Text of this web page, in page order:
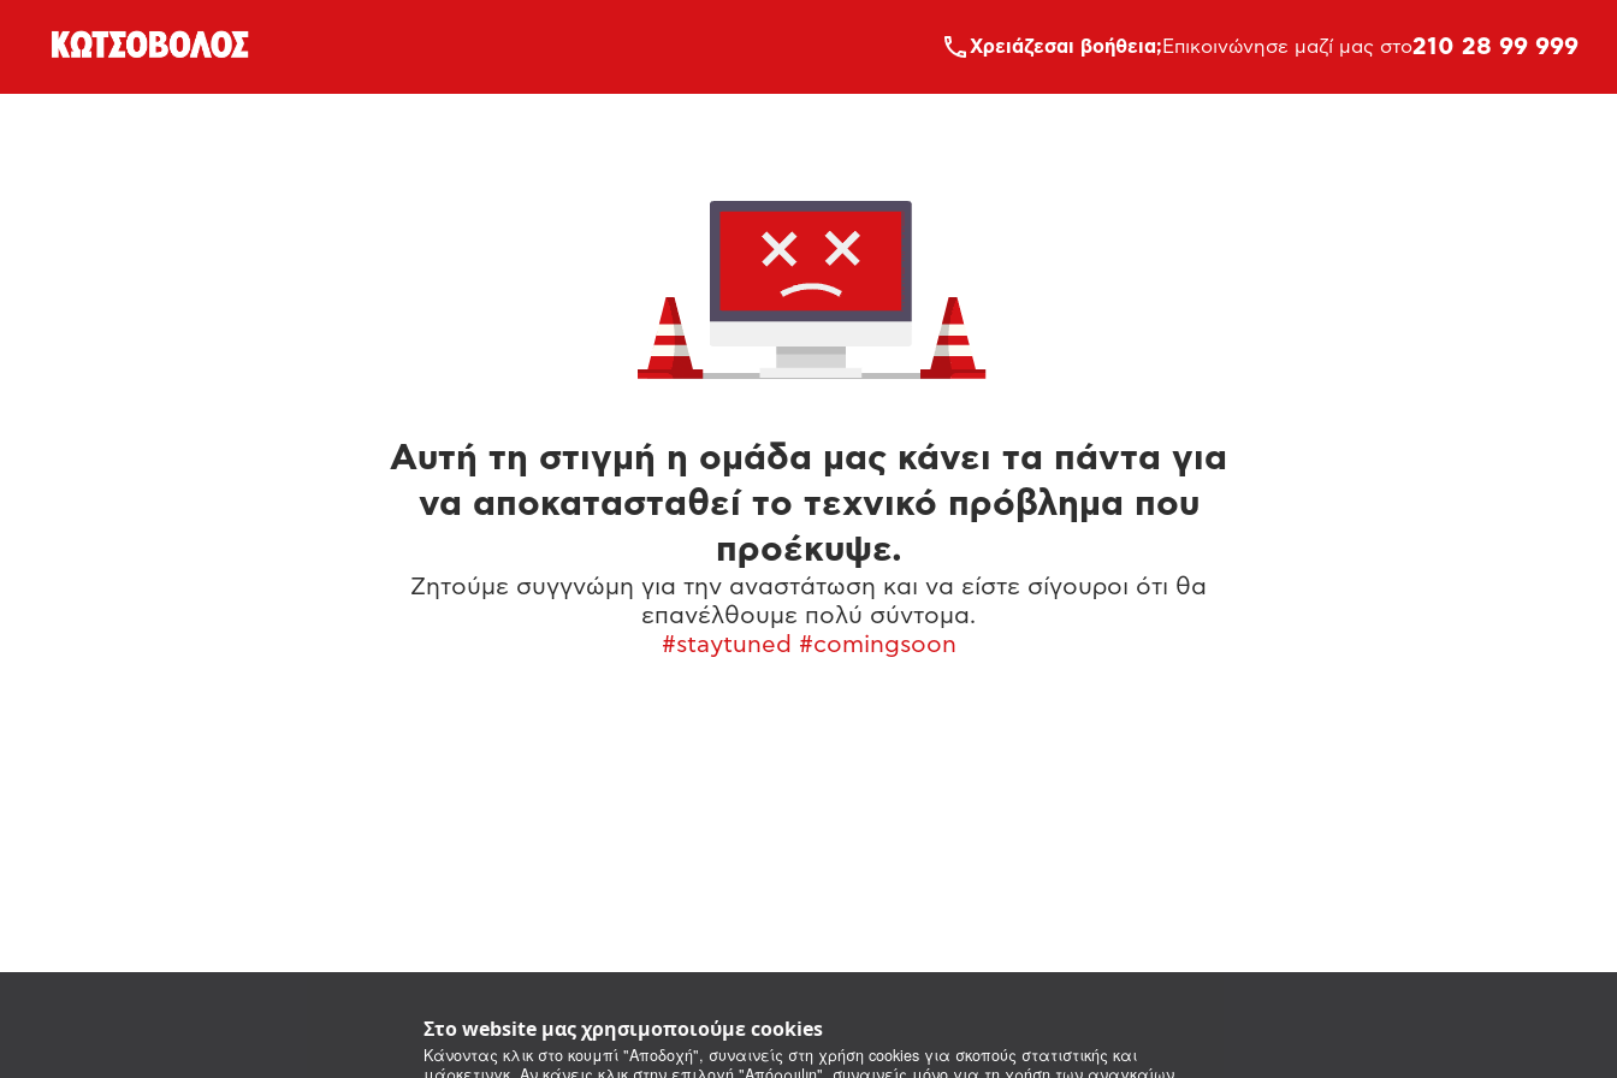
Στο website μας χρησιμοποιούμε cookies
Κάνοντας κλικ στο κουμπί "Αποδοχή", συναινείς στη χρήση cookies για σκοπούς στατιστικής και
Xρειάζεσαι βοήθεια; Επικοινώνησε μαζί μας στο210 28 99 999
Αυτή τη στιγμή η ομάδα μας κάνει τα πάντα για
να αποκατασταθεί το τεχνικό πρόβλημα που
προέκυψε.
Ζητούμε συγγνώμη για την αναστάτωση και να είστε σίγουροι ότι θα
επανέλθουμε πολύ σύντομα.
#staytuned #comingsoon